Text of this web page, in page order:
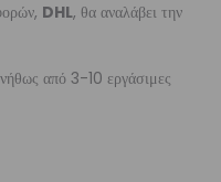
DHL, θα αναλάβει την
από 3-10 εργάσιμες